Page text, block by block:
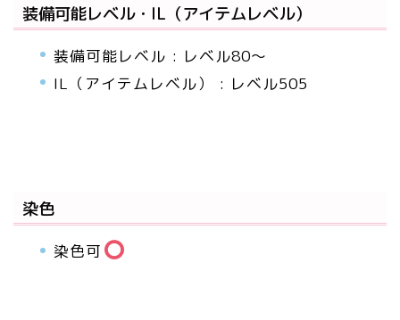
装備可能レベル・IL（アイテムレベル）
装備可能レベル : レベル80～
IL（アイテムレベル） : レベル505
染色
染色可